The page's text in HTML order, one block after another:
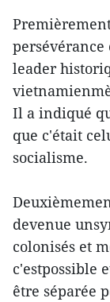
leader
Il a indiqué
que c'était
socialisme.
devenue
colonisés et
c'estpossible
être séparée